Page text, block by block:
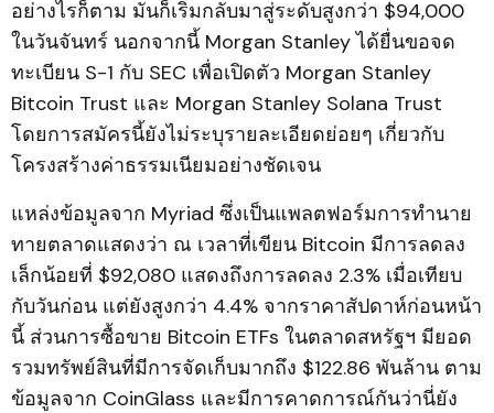
อย่างไรก็ตาม มันก็เริ่มกลับมาสู่ระดับสูงกว่า $94,000
ในวันจันทร์ นอกจากนี้ Morgan Stanley ได้ยื่นขอจด
ทะเบียน S-1 กับ SEC เพื่อเปิดตัว Morgan Stanley
Bitcoin Trust และ Morgan Stanley Solana Trust
โดยการสมัครนี้ยังไม่ระบุรายละเอียดย่อยๆ เกี่ยวกับ
โครงสร้างค่าธรรมเนียมอย่างชัดเจน
แหล่งข้อมูลจาก Myriad ซึ่งเป็นแพลตฟอร์มการทำนาย
ทายตลาดแสดงว่า ณ เวลาที่เขียน Bitcoin มีการลดลง
เล็กน้อยที่ $92,080 แสดงถึงการลดลง 2.3% เมื่อเทียบ
กับวันก่อน แต่ยังสูงกว่า 4.4% จากราคาสัปดาห์ก่อนหน้า
นี้ ส่วนการซื้อขาย Bitcoin ETFs ในตลาดสหรัฐฯ มียอด
รวมทรัพย์สินที่มีการจัดเก็บมากถึง $122.86 พันล้าน ตาม
ข้อมูลจาก CoinGlass และมีการคาดการณ์กันว่านี่ยัง